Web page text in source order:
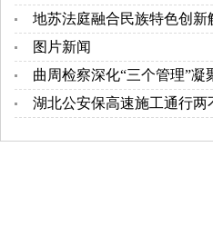
地苏法庭融合民族特色创新
图片新闻
曲周检察深化“三个管理”凝
湖北公安保高速施工通行两